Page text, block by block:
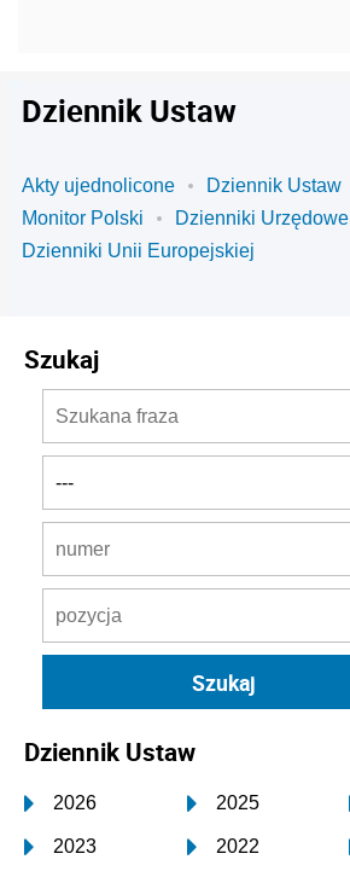
Dziennik Ustaw
Akty ujednolicone
Dziennik Ustaw
Monitor Polski
Dzienniki Urzędowe
Dzienniki Unii Europejskiej
Szukaj
Dziennik Ustaw
2026 2025
2023 2022